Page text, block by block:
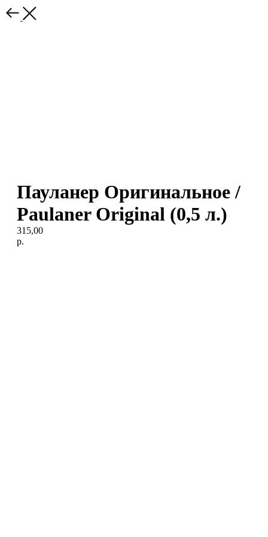
Пауланер Оригинальное /
Paulaner Original (0,5 л.)
315,00
р.